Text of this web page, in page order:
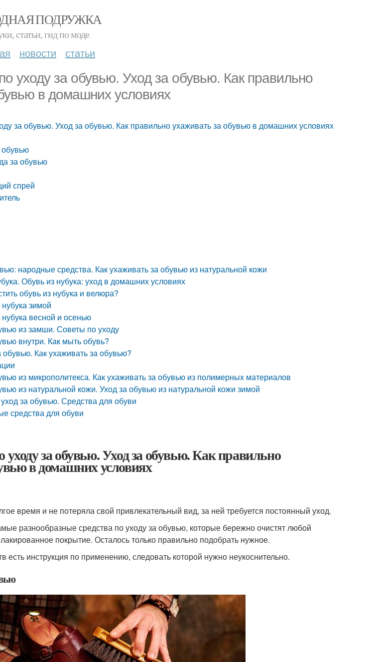
ПОДРУЖКА
статьи, гид по моде
новости статьи
уходу за обувью. Уход за обувью. Как правильно
в домашних условиях
за обувью. Уход за обувью. Как правильно ухаживать за обувью в домашних условиях
за обувью
спрей
народные средства. Как ухаживать за обувью из натуральной кожи
Обувь из нубука: уход в домашних условиях
обувь из нубука и велюра?
зимой
весной и осенью
из замши. Советы по уходу
внутри. Как мыть обувь?
Как ухаживать за обувью?
из микрополитекса. Как ухаживать за обувью из полимерных материалов
из натуральной кожи. Уход за обувью из натуральной кожи зимой
за обувью. Средства для обуви
средства для обуви
за обувью. Уход за обувью. Как правильно
в домашних условиях
время и не потеряла свой привлекательный вид, за ней требуется постоянный уход.
разнообразные средства по уходу за обувью, которые бережно очистят любой
покрытие. Осталось только правильно подобрать нужное.
есть инструкция по применению, следовать которой нужно неукоснительно.